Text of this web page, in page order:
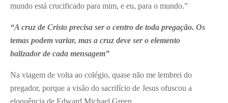
mundo está crucificado para mim, e eu, para o mundo.”
“A cruz de Cristo precisa ser o centro de toda pregação. Os
temas podem variar, mas a cruz deve ser o elemento
balizador de cada mensagem”
Na viagem de volta ao colégio, quase não me lembrei do
pregador, porque a visão do sacrifício de Jesus ofuscou a